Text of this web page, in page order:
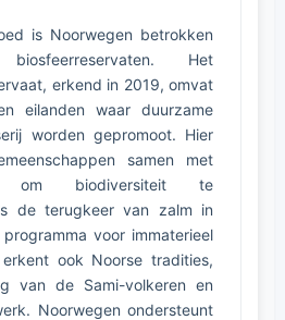
is Noorwegen betrokken
Het
erkend in 2019, omvat
eilanden waar duurzame
worden gepromoot. Hier
samen met
om biodiversiteit te
de terugkeer van zalm in
voor immaterieel
ook Noorse tradities,
van de Sami-volkeren en
Noorwegen ondersteunt